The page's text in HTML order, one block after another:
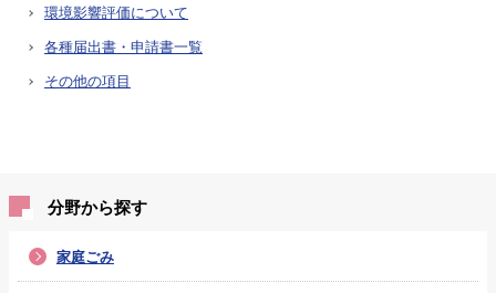
環境影響評価について
各種届出書・申請書一覧
その他の項目
分野から探す
家庭ごみ